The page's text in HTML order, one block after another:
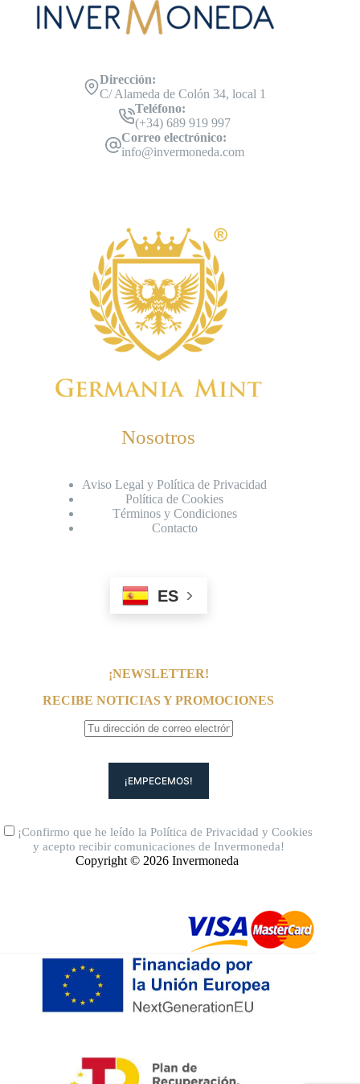
Dirección:
C/ Alameda de Colón 34, local 1
Teléfono:
(+34) 689 919 997
Correo electrónico:
info@invermoneda.com
Nosotros
Aviso Legal y Política de Privacidad
Política de Cookies
Términos y Condiciones
Contacto
ES
¡NEWSLETTER!
RECIBE NOTICIAS Y PROMOCIONES
¡Confirmo que he leído laPolítica de Privacidad yCookies
y acepto recibir comunicaciones de Invermoneda!
Copyright © 2026 Invermoneda